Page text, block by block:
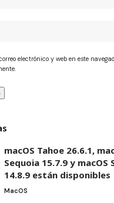
electrónico y web en este
macOS Tahoe 26.6.1,
Sequoia 15.7.9 y macOS
14.8.9 están disponibles
MacOS